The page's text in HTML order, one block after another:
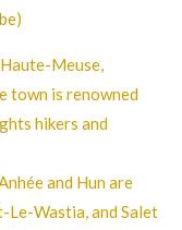
Meuse,
town is renowned
hikers and
and Hun are
Le-Wastia, and Salet